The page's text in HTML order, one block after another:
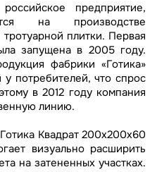
предприятие,
на производстве
плитки. Первая
запущена в 2005 году.
фабрики «Готика»
у потребителей, что спрос
в 2012 году компания
линию.
Квадрат 200х200х60
визуально расширить
на затененных участках.